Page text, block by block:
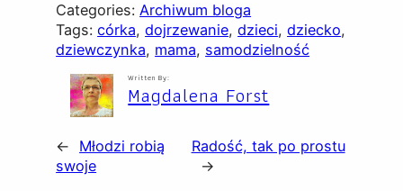
Categories:Archiwum bloga
Tags:córka, dojrzewanie, dzieci, dziecko
dziewczynka, mama, samodzielność
Written By:
Magdalena Forst
←
Młodzi robią
swoje
Radość, tak po prostu
→